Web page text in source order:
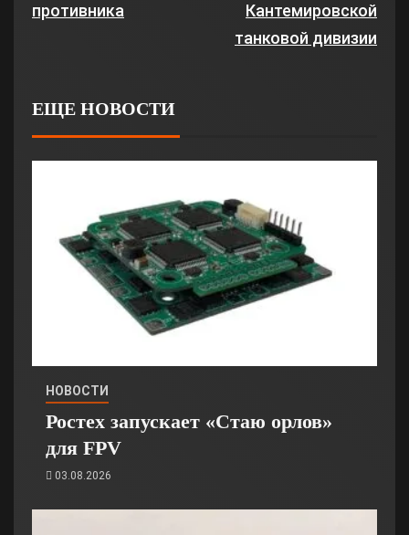
противника
Кантемировской
танковой дивизии
ЕЩЕ НОВОСТИ
НОВОСТИ
Ростех запускает «Стаю орлов»
для FPV
03.08.2026